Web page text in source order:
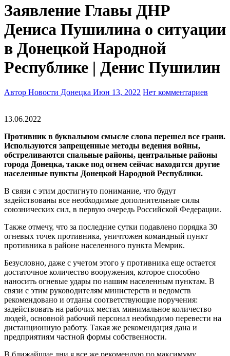
Заявление Главы ДНР
Дениса Пушилина о ситуации
в Донецкой Народной
Республике | Денис Пушилин
Автор Новости Донецка Июн 13, 2022 Нет комментариев
13.06.2022
Противник в буквальном смысле слова перешел все грани.
Используются запрещенные методы ведения войны,
обстреливаются спальные районы, центральные районы
города Донецка, также под огнем сейчас находятся другие
населенные пункты Донецкой Народной Республики.
В связи с этим достигнуто понимание, что будут
задействованы все необходимые дополнительные силы
союзнических сил, в первую очередь Российской Федерации.
Также отмечу, что за последние сутки подавлено порядка 30
огневых точек противника, уничтожен командный пункт
противника в районе населенного пункта Мемрик.
Безусловно, даже с учетом этого у противника еще остается
достаточное количество вооружения, которое способно
наносить огневые удары по нашим населенным пунктам. В
связи с этим руководителям министерств и ведомств
рекомендовано и отданы соответствующие поручения:
задействовать на рабочих местах минимальное количество
людей, основной рабочий персонал необходимо перевести на
дистанционную работу. Такая же рекомендация дана и
предприятиям частной формы собственности.